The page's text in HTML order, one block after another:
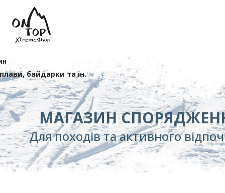
байдарки та ін.
МАГАЗИН
Для походів та активного